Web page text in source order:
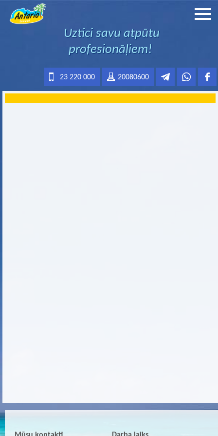
Uztici savu atpūtu
profesionāļiem!
20080600
23 220 000